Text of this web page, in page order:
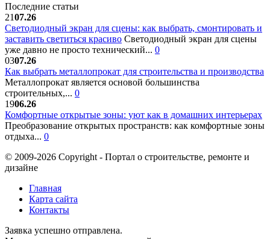
Последние статьи
2107.26
Светодиодный экран для сцены: как выбрать, смонтировать и
заставить светиться красиво Светодиодный экран для сцены
уже давно не просто технический... 0
0307.26
Как выбрать металлопрокат для строительства и производства
Металлопрокат является основой большинства
строительных,... 0
1906.26
Комфортные открытые зоны: уют как в домашних интерьерах
Преобразование открытых пространств: как комфортные зоны
отдыха... 0
© 2009-2026 Copyright - Портал о строительстве, ремонте и
дизайне
Главная
Карта сайта
Контакты
Заявка успешно отправлена.